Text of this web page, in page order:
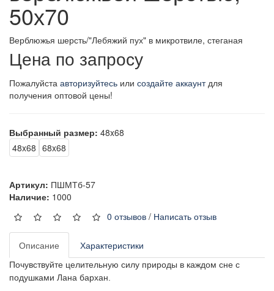
50х70
Верблюжья шерсть/"Лебяжий пух" в микротвиле, стеганая
Цена по запросу
Пожалуйста авторизуйтесь или создайте аккаунтдля
получения оптовой цены!
Выбранный размер: 48x68
48x68 68x68
Артикул: ПШМТб-57
Наличие: 1000
0 отзывов / Написать отзыв
Описание Характеристики
Почувствуйте целительную силу природы в каждом сне с
подушками Лана бархан.